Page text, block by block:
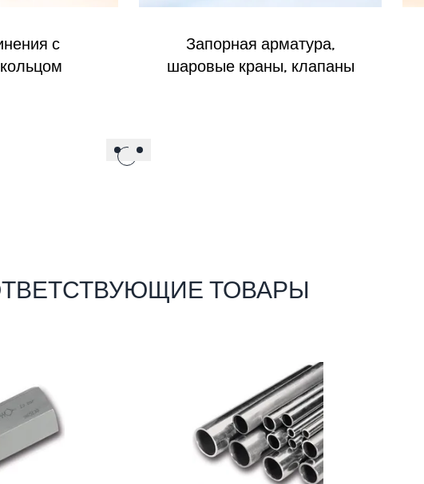
с
Запорная арматура,
шаровые краны, клапаны
ТОВАРЫ